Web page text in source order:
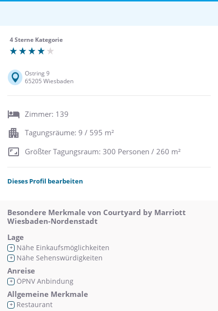
4 Sterne Kategorie
Ostring 9
65205 Wiesbaden
Zimmer: 139
Tagungsräume: 9 / 595 m²
Größter Tagungsraum: 300 Personen / 260 m²
Dieses Profil bearbeiten
Besondere Merkmale von Courtyard by Marriott
Wiesbaden-Nordenstadt
Lage
+ Nähe Einkaufsmöglichkeiten
+ Nähe Sehenswürdigkeiten
Anreise
+ ÖPNV Anbindung
Allgemeine Merkmale
+
Restaurant